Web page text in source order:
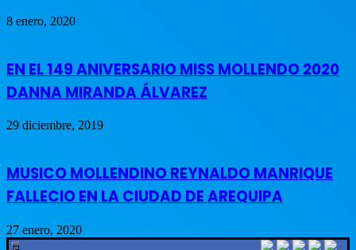
8 enero, 2020
EN EL 149 ANIVERSARIO MISS MOLLENDO 2020
DANNA MIRANDA ÁLVAREZ
29 diciembre, 2019
MUSICO MOLLENDINO REYNALDO MANRIQUE
FALLECIO EN LA CIUDAD DE AREQUIPA
27 enero, 2020